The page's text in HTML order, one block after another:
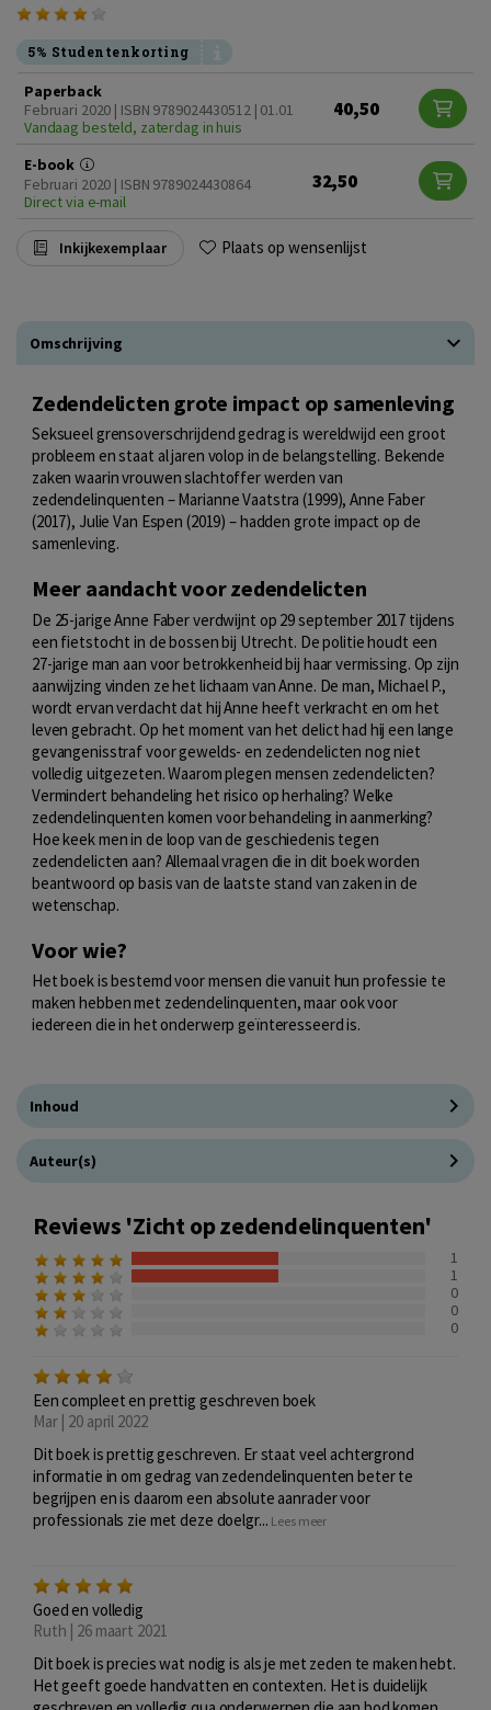
5% Studentenkorting
Paperback
Februari 2020 | ISBN 9789024430512 | 01.01
Vandaag besteld, zaterdag in huis
40,50
E-book
Februari 2020 | ISBN 9789024430864
Direct via e-mail
32,50
Inkijkexemplaar Plaats op wensenlijst
Omschrijving
Zedendelicten grote impact op samenleving
Seksueel grensoverschrijdend gedrag is wereldwijd een groot
probleem en staat al jaren volop in de belangstelling. Bekende
zaken waarin vrouwen slachtoffer werden van
zedendelinquenten – Marianne Vaatstra (1999), Anne Faber
(2017), Julie Van Espen (2019) – hadden grote impact op de
samenleving.
Meer aandacht voor zedendelicten
De 25-jarige Anne Faber verdwijnt op 29 september 2017 tijdens
een fietstocht in de bossen bij Utrecht. De politie houdt een
27-jarige man aan voor betrokkenheid bij haar vermissing. Op zijn
aanwijzing vinden ze het lichaam van Anne. De man, Michael P.,
wordt ervan verdacht dat hij Anne heeft verkracht en om het
leven gebracht. Op het moment van het delict had hij een lange
gevangenisstraf voor gewelds- en zedendelicten nog niet
volledig uitgezeten. Waarom plegen mensen zedendelicten?
Vermindert behandeling het risico op herhaling? Welke
zedendelinquenten komen voor behandeling in aanmerking?
Hoe keek men in de loop van de geschiedenis tegen
zedendelicten aan? Allemaal vragen die in dit boek worden
beantwoord op basis van de laatste stand van zaken in de
wetenschap.
Voor wie?
Het boek is bestemd voor mensen die vanuit hun professie te
maken hebben met zedendelinquenten, maar ook voor
iedereen die in het onderwerp geïnteresseerd is.
Inhoud
Auteur(s)
Reviews 'Zicht op zedendelinquenten'
1
1
0
0
0
Een compleet en prettig geschreven boek
Mar | 20 april 2022
Dit boek is prettig geschreven. Er staat veel achtergrond
informatie in om gedrag van zedendelinquenten beter te
begrijpen en is daarom een absolute aanrader voor
professionals zie met deze doelgr... Lees meer
Goed en volledig
Ruth | 26 maart 2021
Dit boek is precies wat nodig is als je met zeden te maken hebt.
Het geeft goede handvatten en contexten. Het is duidelijk